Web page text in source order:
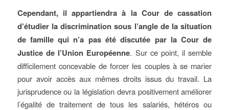
Cependant, il appartiendra à la Cour de cassation
d’étudier la discrimination sous l’angle de la situation
de famille qui n’a pas été discutée par la Cour de
Justice de l’Union Européenne. Sur ce point, il semble
difficilement concevable de forcer les couples à se marier
pour avoir accès aux mêmes droits issus du travail. La
jurisprudence ou la législation devra positivement améliorer
l’égalité de traitement de tous les salariés, hétéros ou